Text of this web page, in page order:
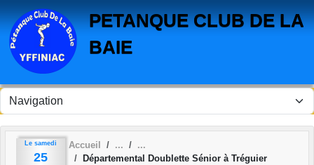
PETANQUE CLUB DE LA
BAIE
Le samedi
25
Accueil
Départemental Doublette Sénior à Tréguier
Panneau de gestion des cookies